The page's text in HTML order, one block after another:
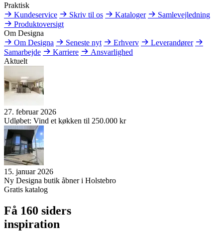
Praktisk
Kundeservice
Skriv til os Kataloger
Samlevejledning
Produktoversigt
Om Designa
Om Designa
Seneste nyt Erhverv
Leverandører
Samarbejde
Karriere
Ansvarlighed
Aktuelt
27. februar 2026
Udløbet: Vind et køkken til 250.000 kr
15. januar 2026
Ny Designa butik åbner i Holstebro
Gratis katalog
Få 160 siders
inspiration